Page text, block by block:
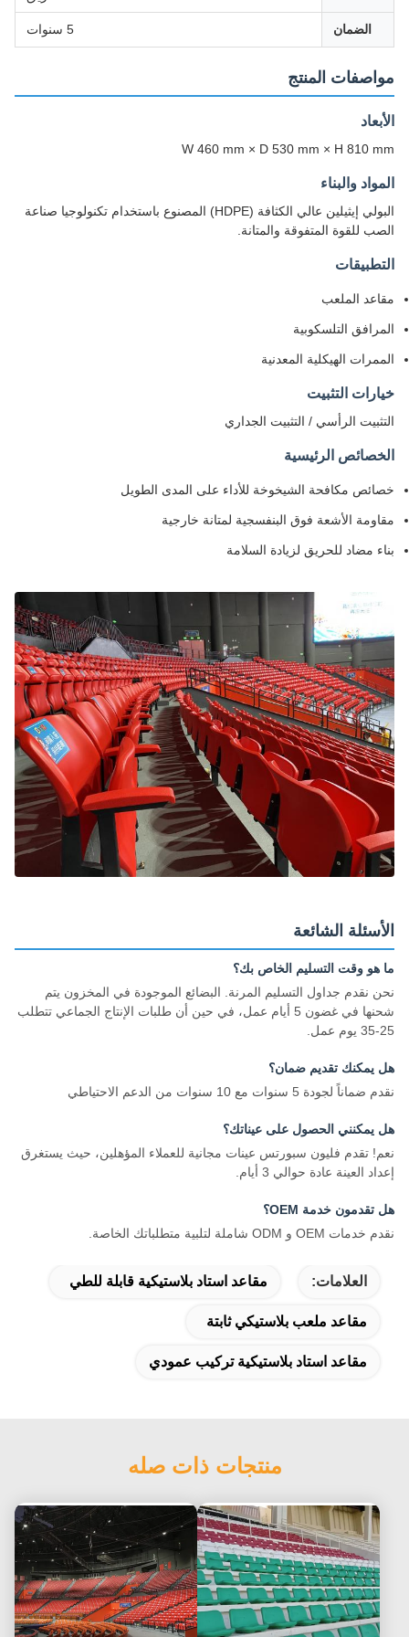
الضمان 5 سنوات
مواصفات المنتج
الأبعاد
W 460 mm × D 530 mm × H 810 mm
المواد والبناء
البولي إيثيلين عالي الكثافة (HDPE) المصنوع باستخدام تكنولوجيا صناعة
الصب للقوة المتفوقة والمتانة.
التطبيقات
مقاعد الملعب
المرافق التلسكوبية
الممرات الهيكلية المعدنية
خيارات التثبيت
التثبيت الرأسي / التثبيت الجداري
الخصائص الرئيسية
خصائص مكافحة الشيخوخة للأداء على المدى الطويل
مقاومة الأشعة فوق البنفسجية لمتانة خارجية
بناء مضاد للحريق لزيادة السلامة
الأسئلة الشائعة
ما هو وقت التسليم الخاص بك؟
نحن نقدم جداول التسليم المرنة. البضائع الموجودة في المخزون يتم
شحنها في غضون 5 أيام عمل، في حين أن طلبات الإنتاج الجماعي تتطلب
25-35 يوم عمل.
هل يمكنك تقديم ضمان؟
نقدم ضماناً لجودة 5 سنوات مع 10 سنوات من الدعم الاحتياطي
هل يمكنني الحصول على عيناتك؟
نعم! تقدم فليون سبورتس عينات مجانية للعملاء المؤهلين، حيث يستغرق
إعداد العينة عادة حوالي 3 أيام.
هل تقدمون خدمة OEM؟
نقدم خدمات OEM و ODM شاملة لتلبية متطلباتك الخاصة.
العلامات: مقاعد استاد بلاستيكية قابلة للطي
مقاعد ملعب بلاستيكي ثابتة
مقاعد استاد بلاستيكية تركيب عمودي
منتجات ذات صله